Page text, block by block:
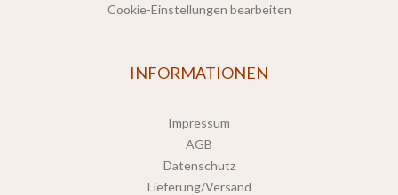
Cookie-Einstellungen bearbeiten
INFORMATIONEN
Impressum
AGB
Datenschutz
Lieferung/Versand